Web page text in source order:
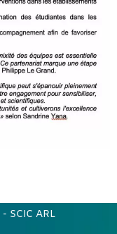
- SCIC ARL